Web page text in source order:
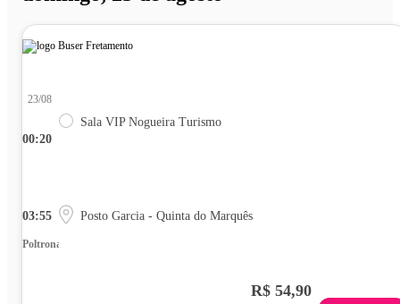
00:20
23/08
Sala VIP Nogueira Turismo
03:55 Posto Garcia - Quinta do Marquês
Poltrona
R$ 54,90